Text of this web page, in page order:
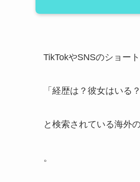
TikTokやSNSのショー
「経歴は？彼女はいる？
と検索されている海外
。